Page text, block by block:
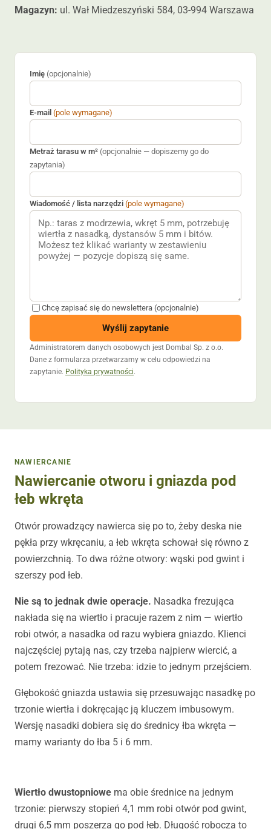
Magazyn: ul. Wał Miedzeszyński 584, 03-994 Warszawa
Imię (opcjonalnie)
E-mail (pole wymagane)
Metraż tarasu w m² (opcjonalnie — dopiszemy go do
zapytania)
Wiadomość / lista narzędzi (pole wymagane)
Chcę zapisać się do newslettera (opcjonalnie)
Wyślij zapytanie
Administratorem danych osobowych jest Dombal Sp. z o.o.
Dane z formularza przetwarzamy w celu odpowiedzi na
zapytanie. Polityka prywatności.
NAWIERCANIE
Nawiercanie otworu i gniazda pod
łeb wkręta
Otwór prowadzący nawierca się po to, żeby deska nie
pękła przy wkręcaniu, a łeb wkręta schował się równo z
powierzchnią. To dwa różne otwory: wąski pod gwint i
szerszy pod łeb.
Nie są to jednak dwie operacje. Nasadka frezująca
nakłada się na wiertło i pracuje razem z nim — wiertło
robi otwór, a nasadka od razu wybiera gniazdo. Klienci
najczęściej pytają nas, czy trzeba najpierw wiercić, a
potem frezować. Nie trzeba: idzie to jednym przejściem.
Głębokość gniazda ustawia się przesuwając nasadkę po
trzonie wiertła i dokręcając ją kluczem imbusowym.
Wersję nasadki dobiera się do średnicy łba wkręta —
mamy warianty do łba 5 i 6 mm.
Wiertło dwustopniowe ma obie średnice na jednym
trzonie: pierwszy stopień 4,1 mm robi otwór pod gwint,
drugi 6,5 mm poszerza go pod łeb. Długość robocza to